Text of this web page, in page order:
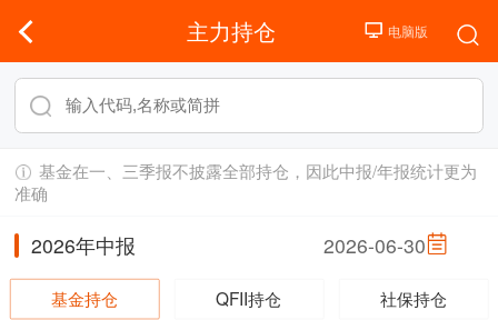
主力持仓
基金在一、三季报不披露全部持仓，因此中报/年报统计更为
准确
2026年中报 2026-06-30
基金持仓 QFII持仓 社保持仓